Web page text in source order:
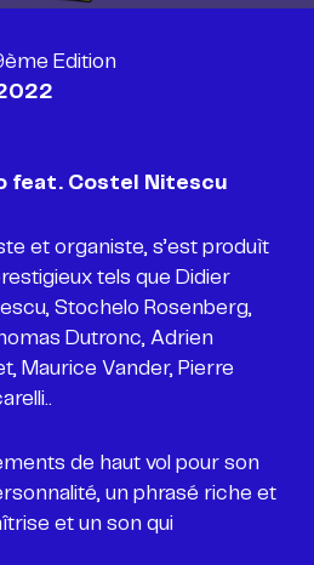
feat. Costel Nitescu
et organiste, s’est produìt
tels que Didier
Stochelo Rosenberg,
Dutronc, Adrien
Maurice Vander, Pierre
de haut vol pour son
un phrasé riche et
et un son qui